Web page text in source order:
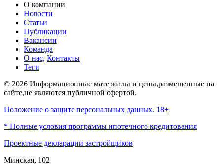
О компании
Новости
Статьи
Публикации
Вакансии
Команда
О нас, Контакты
Теги
© 2026 Информационные материалы и цены,размещенные на
сайте,не являются публичной офертой.
Положение о защите персональных данных. 18+
* Полные условия программы ипотечного кредитования
Проектные декларации застройщиков
Минская, 102